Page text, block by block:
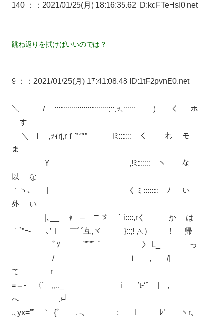
140 ： ：2021/01/25(月) 18:16:35.62 ID:kdFTeHsI0.net
跳ね返りを拭けばいいのでは？
9 ： ：2021/01/25(月) 17:41:08.48 ID:1tF2pvnE0.net
＼ / .::::::::::::::::::::::::;;:;;::,ｯ､:::::: ) く ホ
す
＼ l ,ｯｨrj,rｆ'”‘”‘” lﾐ::::::: く れ モ
ま
Y ,!ﾐ::::::: ヽ な
以 な
｀ヽ､ | くミ:::::::: ﾉ い
外 い
|､__ ｬー–＿ニゞ ｀i::::,rく か は
｀`”ｰ- ゝ､’ｌ ￣ﾞ´彑,ヾ }::;! ,ﾍ.） ！ 帰
ﾞｿ ””””´｀ 〉 L_ っ
/ i , /|
て r
≡＝- 〈´ ,,.._ i ’t-‘ﾞ | ,
へ ,r┘
,､yx=”” ｀ｰ{ﾞ ＿, -､ ; l ﾚ’ ヽr､